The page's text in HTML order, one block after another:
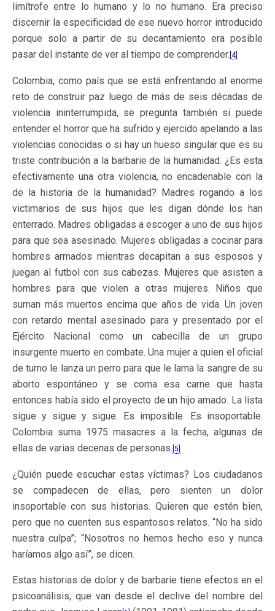
limítrofe entre lo humano y lo no humano. Era preciso
discernir la especificidad de ese nuevo horror introducido
porque solo a partir de su decantamiento era posible
pasar del instante de ver al tiempo de comprender. [4]
Colombia, como país que se está enfrentando al enorme
reto de construir paz luego de más de seis décadas de
violencia ininterrumpida, se pregunta también si puede
entender el horror que ha sufrido y ejercido apelando a las
violencias conocidas o si hay un hueso singular que es su
triste contribución a la barbarie de la humanidad. ¿Es esta
efectivamente una otra violencia, no encadenable con la
de la historia de la humanidad? Madres rogando a los
victimarios de sus hijos que les digan dónde los han
enterrado. Madres obligadas a escoger a uno de sus hijos
para que sea asesinado. Mujeres obligadas a cocinar para
hombres armados mientras decapitan a sus esposos y
juegan al futbol con sus cabezas. Mujeres que asisten a
hombres para que violen a otras mujeres. Niños que
suman más muertos encima que años de vida. Un joven
con retardo mental asesinado para y presentado por el
Ejército Nacional como un cabecilla de un grupo
insurgente muerto en combate. Una mujer a quien el oficial
de turno le lanza un perro para que le lama la sangre de su
aborto espontáneo y se coma esa carne que hasta
entonces había sido el proyecto de un hijo amado. La lista
sigue y sigue y sigue. Es imposible. Es insoportable.
Colombia suma 1975 masacres a la fecha, algunas de
ellas de varias decenas de personas. [5]
¿Quién puede escuchar estas víctimas? Los ciudadanos
se compadecen de ellas, pero sienten un dolor
insoportable con sus historias. Quieren que estén bien,
pero que no cuenten sus espantosos relatos. “No ha sido
nuestra culpa”; “Nosotros no hemos hecho eso y nunca
haríamos algo así”, se dicen.
Estas historias de dolor y de barbarie tiene efectos en el
psicoanálisis, que van desde el declive del nombre del